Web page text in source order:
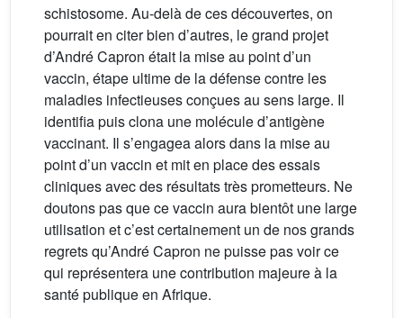
schistosome. Au-delà de ces découvertes, on
pourrait en citer bien d’autres, le grand projet
d’André Capron était la mise au point d’un
vaccin, étape ultime de la défense contre les
maladies infectieuses conçues au sens large. Il
identifia puis clona une molécule d’antigène
vaccinant. Il s’engagea alors dans la mise au
point d’un vaccin et mit en place des essais
cliniques avec des résultats très prometteurs. Ne
doutons pas que ce vaccin aura bientôt une large
utilisation et c’est certainement un de nos grands
regrets qu’André Capron ne puisse pas voir ce
qui représentera une contribution majeure à la
santé publique en Afrique.